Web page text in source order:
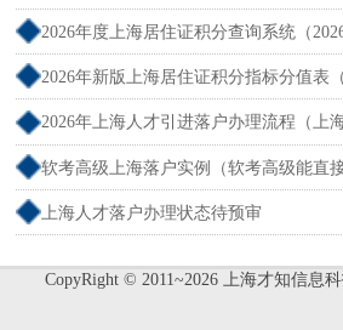
2026年度上海居住证积分查询系统（
分）
2026年新版上海居住证积分指标分值表
标）
2026年上海人才引进落户办理流程（上
所需时间）
软考高级上海落户实例（软考高级能直
上海人才落户办理状态待预审
CopyRight © 2011~2026 上海才知信息